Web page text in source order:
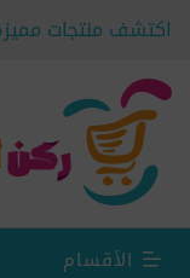
اكتشف منتجات
الأقسام